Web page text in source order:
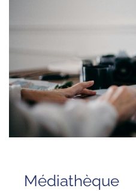
Médiathèque